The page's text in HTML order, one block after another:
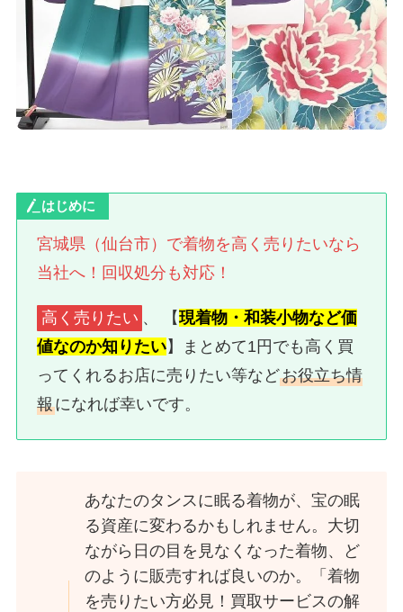
はじめに
宮城県（仙台市）で着物を高く売りたいなら
当社へ！ 回収処分も対応！
高く売りたい 、 【現着物・和装小物など価
値なのか知りたい】まとめて1円でも高く買
ってくれるお店に売りたい等などお役立ち情
報になれば幸いです。
あなたのタンスに眠る着物が、宝の眠
る資産に変わるかもしれません。大切
ながら日の目を見なくなった着物、ど
のように販売すれば良いのか。「着物
を売りたい方必見！買取サービスの解